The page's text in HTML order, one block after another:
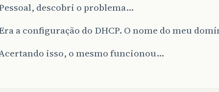
descobri o problema…
a configuração do DHCP. O nome do meu
isso, o mesmo funcionou…